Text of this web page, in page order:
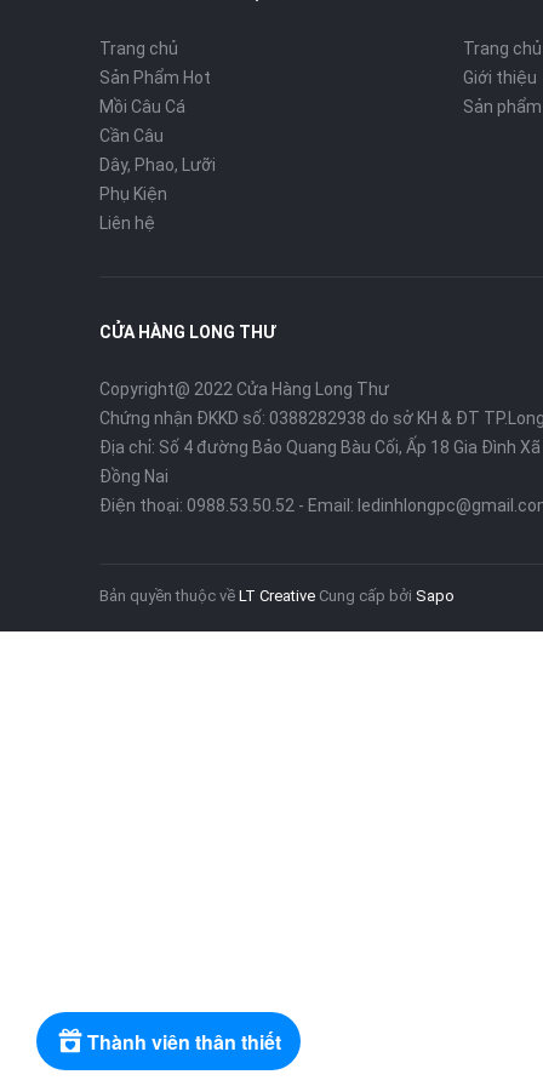
Trang chủ
Sản Phẩm Hot
Mồi Câu Cá
Cần Câu
Dây, Phao, Lưỡi
Phụ Kiện
Liên hệ
Trang chủ
Giới thiệu
Sản phẩm
CỬA HÀNG LONG THƯ
Copyright@ 2022 Cửa Hàng Long Thư
Chứng nhận ĐKKD số: 0388282938 do sở KH & ĐT
Địa chỉ: Số 4 đường Bảo Quang Bàu Cối, Ấp 18 Gia Đình
Đồng Nai
Điện thoại: 0988.53.50.52 - Email:
Bản quyền thuộc về LT Creative Cung cấp bởi Sapo
Thành viên thân thiết